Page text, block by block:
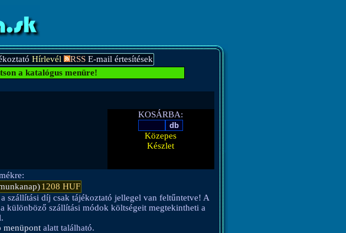
Hírlevél RSS E-mail értesítések
a katalógus menüre!
KOSÁRBA:
Közepes
Készlet
1208 HUF
szállítási díj csak tájékoztató jellegel van feltűntetve! A
különböző szállítási módok költségeit megtekintheti a
menüpont alatt található.